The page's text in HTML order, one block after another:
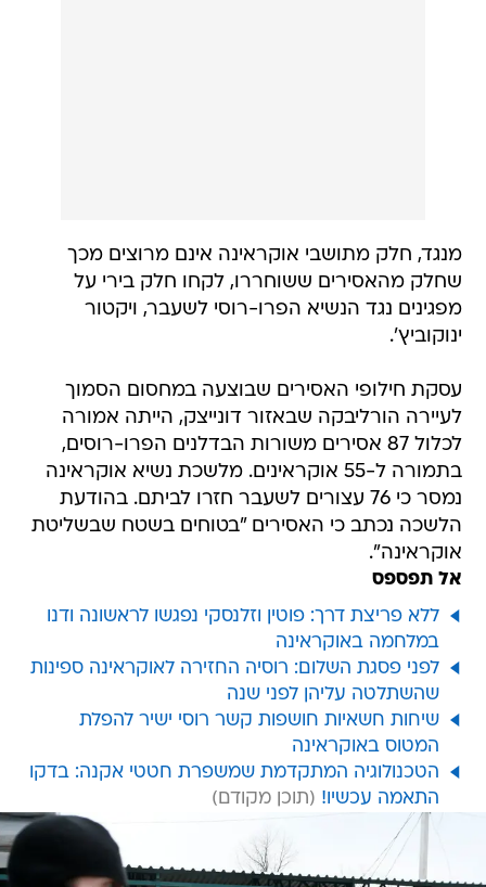
מנגד, חלק מתושבי אוקראינה אינם מרוצים מכך
שחלק מהאסירים ששוחררו, לקחו חלק בירי על
מפגינים נגד הנשיא הפרו-רוסי לשעבר, ויקטור
ינוקוביץ'.
עסקת חילופי האסירים שבוצעה במחסום הסמוך
לעיירה הורליבקה שבאזור דונייצק, הייתה אמורה
לכלול 87 אסירים משורות הבדלנים הפרו-רוסים,
בתמורה ל-55 אוקראינים. מלשכת נשיא אוקראינה
נמסר כי 76 עצורים לשעבר חזרו לביתם. בהודעת
הלשכה נכתב כי האסירים "בטוחים בשטח שבשליטת
אוקראינה".
אל תפספס
ללא פריצת דרך: פוטין וזלנסקי נפגשו לראשונה ודנו
במלחמה באוקראינה
לפני פסגת השלום: רוסיה החזירה לאוקראינה ספינות
שהשתלטה עליהן לפני שנה
שיחות חשאיות חושפות קשר רוסי ישיר להפלת
המטוס באוקראינה
הטכנולוגיה המתקדמת שמשפרת חטטי אקנה: בדקו
התאמה עכשיו!